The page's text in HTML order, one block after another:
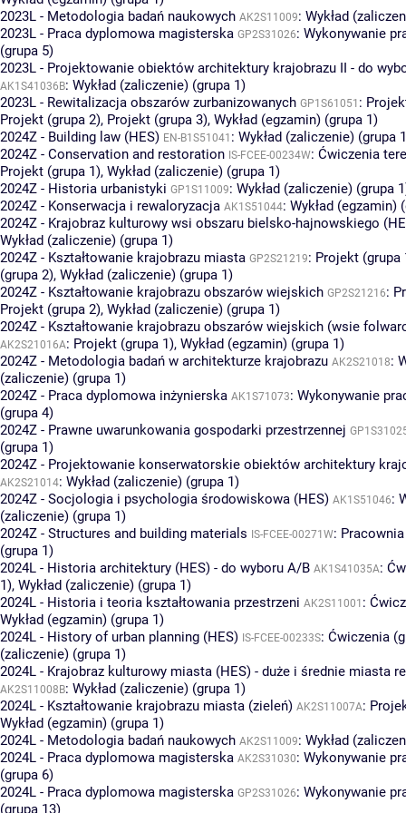
2023L - Metodologia badań naukowych AK2S11009: Wykład
2023L - Praca dyplomowa magisterska GP2S31026: Wykonywanie
(grupa 5)
2023L - Projektowanie obiektów architektury krajobrazu II - do
AK1S41036B: Wykład (zaliczenie) (grupa 1)
2023L - Rewitalizacja obszarów zurbanizowanych GP1S61051 :
Projekt (grupa 2), Projekt (grupa 3), Wykład (egzamin) (grupa 1)
2024Z - Building law (HES) EN-B1S51041 : Wykład (zaliczenie) (grupa
2024Z - Conservation and restoration IS-FCEE-00234W: Ćwiczenia
Projekt (grupa 1), Wykład (zaliczenie) (grupa 1)
2024Z - Historia urbanistyki GP1S11009: Wykład (zaliczenie) (grupa
2024Z - Konserwacja i rewaloryzacja AK1S51044: Wykład (egzamin)
2024Z - Krajobraz kulturowy wsi obszaru bielsko-hajnowskiego
Wykład (zaliczenie) (grupa 1)
2024Z - Kształtowanie krajobrazu miasta GP2S21219: Projekt (grupa
(grupa 2), Wykład (zaliczenie) (grupa 1)
2024Z - Kształtowanie krajobrazu obszarów wiejskich GP2S21216:
Projekt (grupa 2), Wykład (zaliczenie) (grupa 1)
2024Z - Kształtowanie krajobrazu obszarów wiejskich (wsie
AK2S21016A: Projekt (grupa 1), Wykład (egzamin) (grupa 1)
2024Z - Metodologia badań w architekturze krajobrazu AK2S21018:
(zaliczenie) (grupa 1)
2024Z - Praca dyplomowa inżynierska AK1S71073: Wykonywanie
(grupa 4)
2024Z - Prawne uwarunkowania gospodarki przestrzennej
(grupa 1)
2024Z - Projektowanie konserwatorskie obiektów architektury
AK2S21014: Wykład (zaliczenie) (grupa 1)
2024Z - Socjologia i psychologia środowiskowa (HES) AK1S51046:
(zaliczenie) (grupa 1)
2024Z - Structures and building materials IS-FCEE-00271W:
(grupa 1)
2024L - Historia architektury (HES) - do wyboru A/B AK1S41035A:
1), Wykład (zaliczenie) (grupa 1)
2024L - Historia i teoria kształtowania przestrzeni AK2S11001 :
Wykład (egzamin) (grupa 1)
2024L - History of urban planning (HES) IS-FCEE-00233S: Ćwiczenia
(zaliczenie) (grupa 1)
2024L - Krajobraz kulturowy miasta (HES) - duże i średnie miasta
AK2S11008B: Wykład (zaliczenie) (grupa 1)
2024L - Kształtowanie krajobrazu miasta (zieleń) AK2S11007A:
Wykład (egzamin) (grupa 1)
2024L - Metodologia badań naukowych AK2S11009: Wykład
2024L - Praca dyplomowa magisterska AK2S31030: Wykonywanie
(grupa 6)
2024L - Praca dyplomowa magisterska GP2S31026: Wykonywanie
(grupa 13)